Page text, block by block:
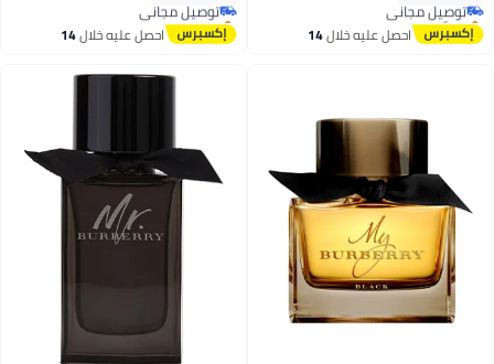
بتخلّص بسرعة
توصيل مجانياحصل عليه خلال14
باقي 3 وحدات في المخزون
توصيل مجانياحصل عليه خلال14